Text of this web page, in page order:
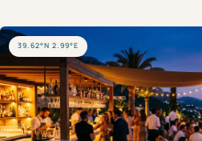
39.62°N 2.99°E